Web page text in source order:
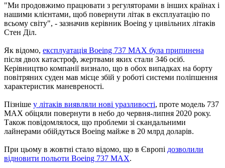
"Ми продовжимо працювати з регуляторами в інших країнах і
нашими клієнтами, щоб повернути літак в експлуатацію по
всьому світу", - зазначив керівник Boeing у цивільних літаків
Стен Діл.
Як відомо, експлуатація Boeing 737 MAX була припинена
після двох катастроф, жертвами яких стали 346 осіб.
Керівництво компанії визнало, що в обох випадках на борту
повітряних суден мав місце збій у роботі системи поліпшення
характеристик маневреності.
Пізніше у літаків виявляли нові уразливості, проте модель 737
MAX обіцяли повернути в небо до червня-липня 2020 року.
Також повідомлялося, що проблеми зі скандальними
лайнерами обійдуться Boeing майже в 20 млрд доларів.
При цьому в жовтні стало відомо, що в Європі дозволили
відновити польоти Boeing 737 MAX.